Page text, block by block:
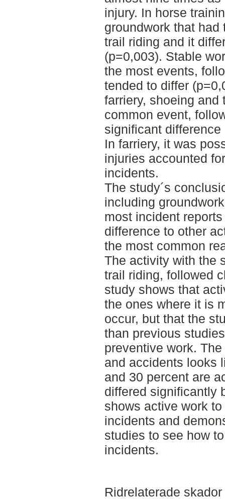
injury. In horse
groundwork that
trail riding and it
(p=0,003). Stable
the most events,
tended to differ
farriery, shoeing and
common event,
significant
In farriery, it was
injuries accounted
incidents.
The study´s
including
most incident
difference to other
the most common
The activity with the
trail riding, followed
study shows that
the ones where it is
occur, but that the
than previous
preventive work.
and accidents looks
and 30 percent are
differed significantly
shows active work
incidents and
studies to see how
incidents.
Ridrelaterade